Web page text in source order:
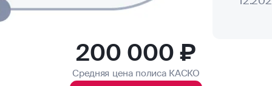
200 000 ₽
Средняя цена полиса КАСКО